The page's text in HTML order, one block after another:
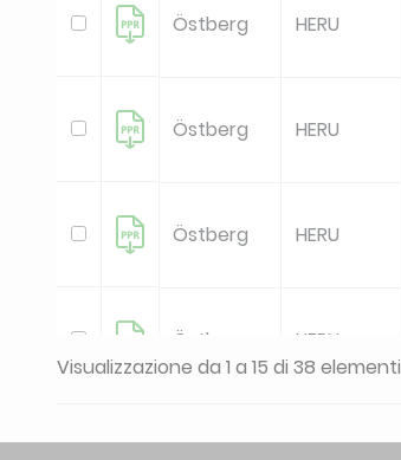
Östberg HERU
Östberg HERU
Östberg HERU
Östberg HERU
Östberg HERU
Visualizzazione da 1 a 15 di 38 elementi